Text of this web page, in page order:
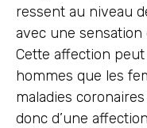
ressent au niveau
avec une
Cette affection
hommes que les
maladies
donc d’une